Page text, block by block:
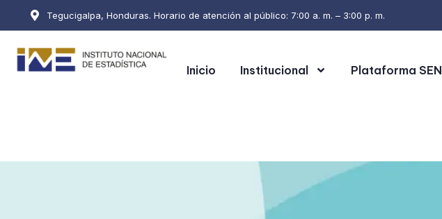
Tegucigalpa, Honduras. Horario de atención al público: 7:00 a. m. – 3:00 p. m.
Inicio Institucional Plataforma SEN